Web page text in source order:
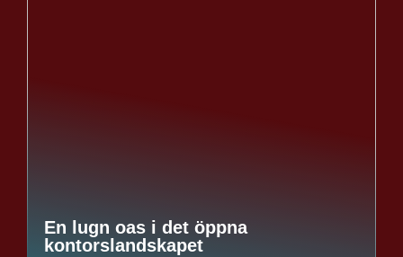
En lugn oas i det öppna
kontorslandskapet